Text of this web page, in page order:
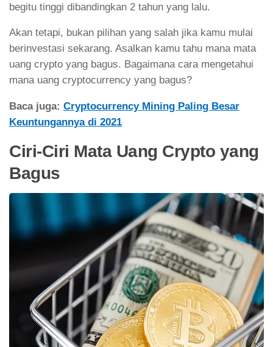
begitu tinggi dibandingkan 2 tahun yang lalu.
Akan tetapi, bukan pilihan yang salah jika kamu mulai
berinvestasi sekarang. Asalkan kamu tahu mana mata
uang crypto yang bagus. Bagaimana cara mengetahui
mana uang cryptocurrency yang bagus?
Baca juga: Cryptocurrency Mining Paling Besar
Keuntungannya di 2021
Ciri-Ciri Mata Uang Crypto yang
Bagus